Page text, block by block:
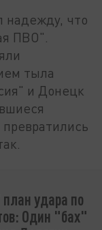
надежду, что
ПВО".
тыла
и Донецк
удара по
Один "бах"